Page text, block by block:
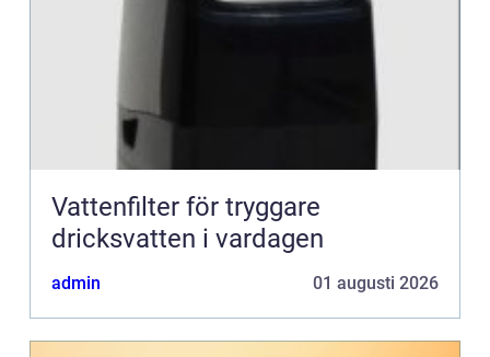
Vattenfilter för tryggare
dricksvatten i vardagen
admin 01 augusti 2026